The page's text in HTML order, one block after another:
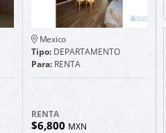
Mexico
Tipo:DEPARTAMENTO
Para:RENTA
RENTA
$6,800MXN